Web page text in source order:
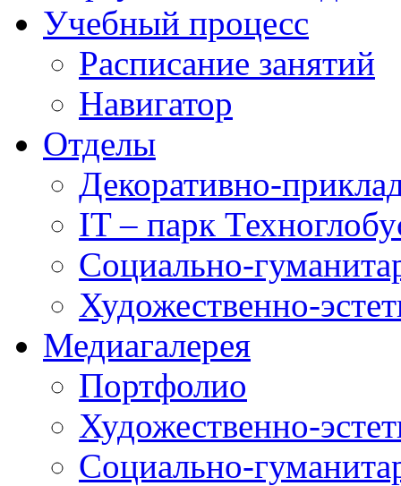
Учебный процесс
Расписание занятий
Навигатор
Отделы
Декоративно-
IT – парк
Социально-
Художественно-
Медиагалерея
Портфолио
Художественно-
Социально-